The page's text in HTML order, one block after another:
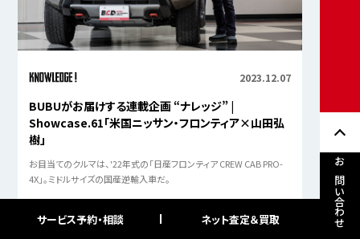
お問い合わせ
2023.12.07
BUBUがお届けする連載企画 “ナレッジ” |
Showcase.61「米国ニッサン・フロンティア×山田弘
樹」
お目当てのクルマは、'22年式の「日産フロンティア CREW CAB PRO-
4X」。ミドルサイズの国産逆輸入車だ。
サービス予約・相談 ネット査定＆買取